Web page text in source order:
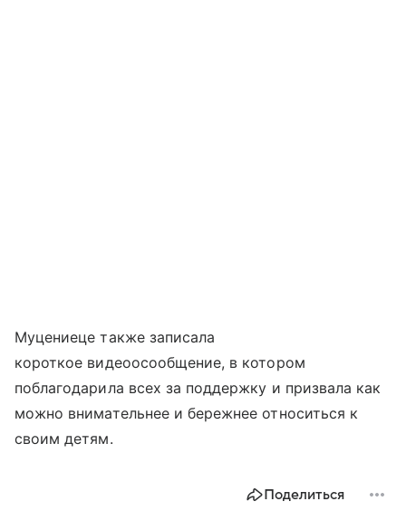
Муцениеце также записала
короткое видеоосообщение, в котором
поблагодарила всех за поддержку и призвала как
можно внимательнее и бережнее относиться к
своим детям.
Поделиться